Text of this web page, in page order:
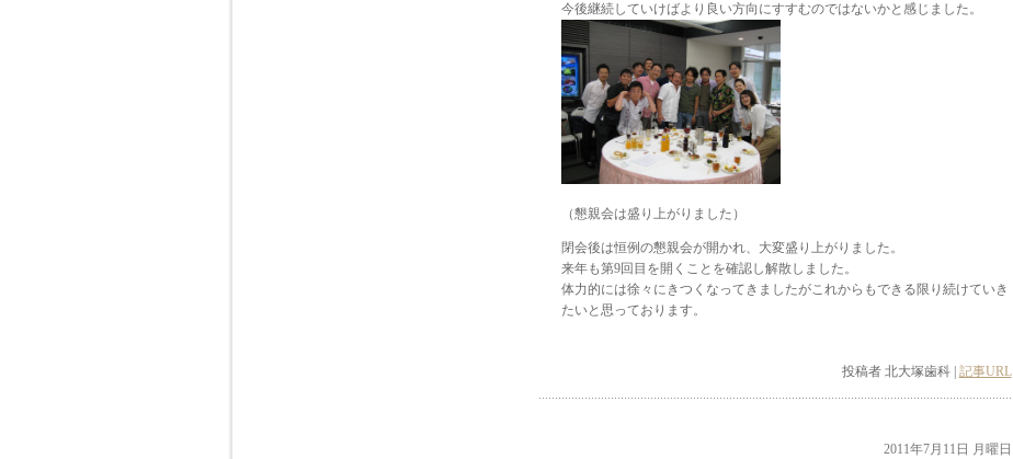
今後継続していけばより良い方向にすすむのではないかと感じました。
（懇親会は盛り上がりました）
閉会後は恒例の懇親会が開かれ、大変盛り上がりました。
来年も第9回目を開くことを確認し解散しました。
体力的には徐々にきつくなってきましたがこれからもできる限り続けていき
たいと思っております。
投稿者 北大塚歯科 | 記事URL
2011年7月11日 月曜日